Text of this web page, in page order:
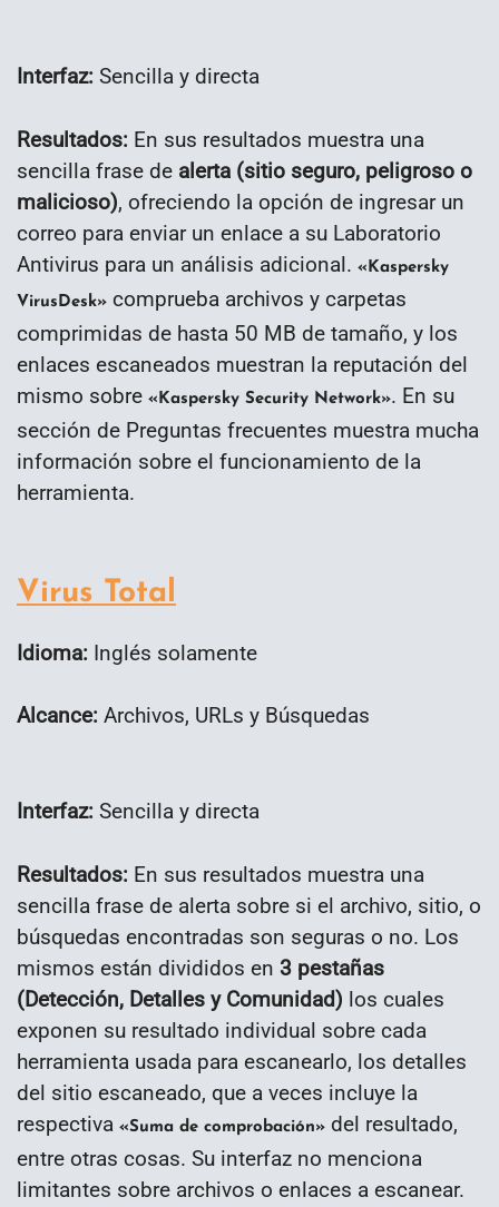
Interfaz: Sencilla y directa
Resultados: En sus resultados muestra una
sencilla frase de alerta (sitio seguro, peligroso o
malicioso), ofreciendo la opción de ingresar un
correo para enviar un enlace a su Laboratorio
Antivirus para un análisis adicional. «Kaspersky
VirusDesk» comprueba archivos y carpetas
comprimidas de hasta 50 MB de tamaño, y los
enlaces escaneados muestran la reputación del
mismo sobre «Kaspersky Security Network». En su
sección de Preguntas frecuentes muestra mucha
información sobre el funcionamiento de la
herramienta.
Virus Total
Idioma: Inglés solamente
Alcance: Archivos, URLs y Búsquedas
Interfaz: Sencilla y directa
Resultados: En sus resultados muestra una
sencilla frase de alerta sobre si el archivo, sitio, o
búsquedas encontradas son seguras o no. Los
mismos están divididos en 3 pestañas
(Detección, Detalles y Comunidad) los cuales
exponen su resultado individual sobre cada
herramienta usada para escanearlo, los detalles
del sitio escaneado, que a veces incluye la
respectiva «Suma de comprobación» del resultado,
entre otras cosas. Su interfaz no menciona
limitantes sobre archivos o enlaces a escanear.